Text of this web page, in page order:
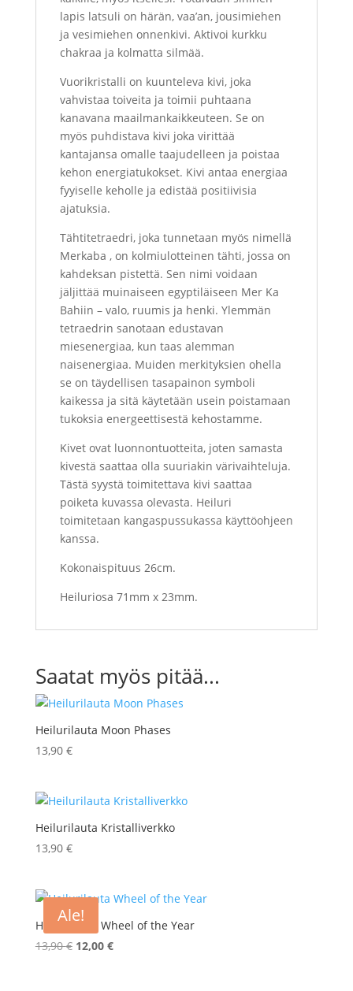
lapis latsuli on härän, vaa’an, jousimiehen
ja vesimiehen onnenkivi. Aktivoi kurkku
chakraa ja kolmatta silmää.
Vuorikristalli on kuunteleva kivi, joka
vahvistaa toiveita ja toimii puhtaana
kanavana maailmankaikkeuteen. Se on
myös puhdistava kivi joka virittää
kantajansa omalle taajudelleen ja poistaa
kehon energiatukokset. Kivi antaa energiaa
fyyiselle keholle ja edistää positiivisia
ajatuksia.
Tähtitetraedri, joka tunnetaan myös nimellä
Merkaba , on kolmiulotteinen tähti, jossa on
kahdeksan pistettä. Sen nimi voidaan
jäljittää muinaiseen egyptiläiseen Mer Ka
Bahiin – valo, ruumis ja henki. Ylemmän
tetraedrin sanotaan edustavan
miesenergiaa, kun taas alemman
naisenergiaa. Muiden merkityksien ohella
se on täydellisen tasapainon symboli
kaikessa ja sitä käytetään usein poistamaan
tukoksia energeettisestä kehostamme.
Kivet ovat luonnontuotteita, joten samasta
kivestä saattaa olla suuriakin värivaihteluja.
Tästä syystä toimitettava kivi saattaa
poiketa kuvassa olevasta. Heiluri
toimitetaan kangaspussukassa käyttöohjeen
kanssa.
Kokonaispituus 26cm.
Heiluriosa 71mm x 23mm.
Saatat myös pitää...
Heilurilauta Moon Phases
13,90 €
Heilurilauta Kristalliverkko
13,90 €
Ale!
Heilurilauta Wheel of the Year
13,90€ Alkuperäinen
12,00 €Nykyinen